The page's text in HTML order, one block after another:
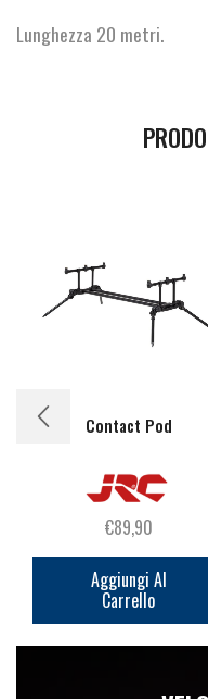
Lunghezza 20 metri.
Contact Pod
€89,90
Aggiungi Al
Carrello